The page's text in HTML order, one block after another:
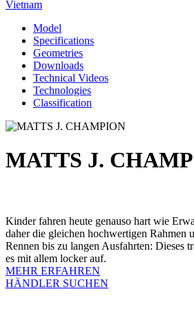
Vietnam
Model
Specifications
Geometries
Downloads
Technical Videos
Technologies
Classification
MATTS J.
Kinder fahren heute genauso hart wie
daher die gleichen hochwertigen Rahmen
Rennen bis zu langen Ausfahrten: Dieses
es mit allem locker auf.
MEHR ERFAHREN
HÄNDLER SUCHEN